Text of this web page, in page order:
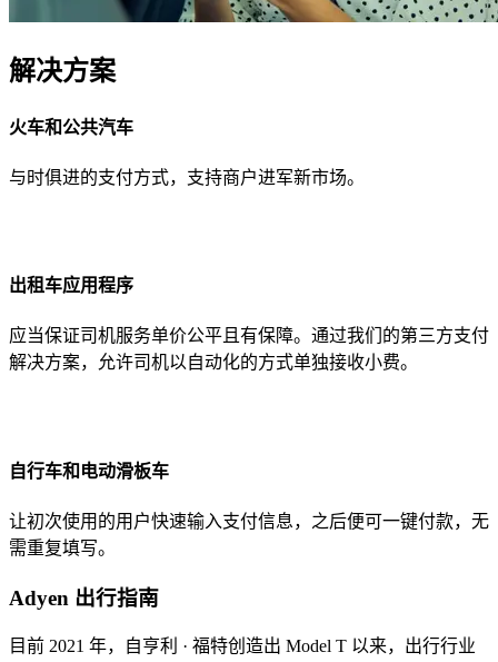
解决方案
火车和公共汽车
与时俱进的支付方式，支持商户进军新市场。
出租车应用程序
应当保证司机服务单价公平且有保障。通过我们的第三方支付
解决方案，允许司机以自动化的方式单独接收小费。
自行车和电动滑板车
让初次使用的用户快速输入支付信息，之后便可一键付款，无
需重复填写。
Adyen 出行指南
目前 2021 年，自亨利 · 福特创造出 Model T 以来，出行行业